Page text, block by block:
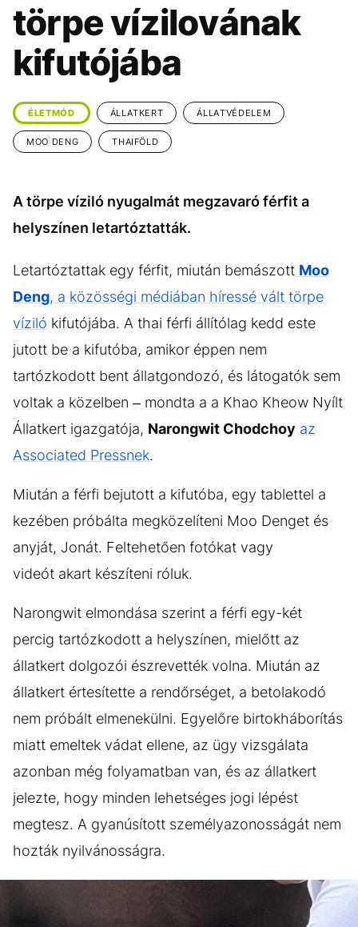
KÖZÉLET UTAZÁS
ÉLETMÓD DESIGN
BESZÉLGETÉSEK
VIDEÓ TÖRTÉNETEK
GASZTRO
törpe vízilovának
kifutójába
ÉLETMÓD ÁLLATKERT ÁLLATVÉDELEM
MOO DENG THAIFÖLD
A törpe víziló nyugalmát megzavaró férfit a
helyszínen letartóztatták.
Letartóztattak egy férfit, miután bemászott Moo
Deng, a közösségi médiában híressé vált törpe
víziló kifutójába. A thai férfi állítólag kedd este
jutott be a kifutóba, amikor éppen nem
tartózkodott bent állatgondozó, és látogatók sem
voltak a közelben – mondta a a Khao Kheow Nyílt
Állatkert igazgatója, Narongwit Chodchoy az
Associated Pressnek.
Miután a férfi bejutott a kifutóba, egy tablettel a
kezében próbálta megközelíteni Moo Denget és
anyját, Jonát. Feltehetően fotókat vagy
videót akart készíteni róluk.
Narongwit elmondása szerint a férfi egy-két
percig tartózkodott a helyszínen, mielőtt az
állatkert dolgozói észrevették volna. Miután az
állatkert értesítette a rendőrséget, a betolakodó
nem próbált elmenekülni. Egyelőre birtokháborítás
miatt emeltek vádat ellene, az ügy vizsgálata
azonban még folyamatban van, és az állatkert
jelezte, hogy minden lehetséges jogi lépést
megtesz. A gyanúsított személyazonosságát nem
hozták nyilvánosságra.